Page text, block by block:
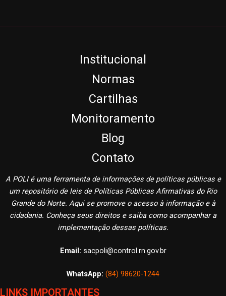
Institucional
Normas
Cartilhas
Monitoramento
Blog
Contato
A POLI é uma ferramenta de informações de políticas públicas e
um repositório de leis de Políticas Públicas Afirmativas do Rio
Grande do Norte. Aqui se promove o acesso à informação e à
cidadania. Conheça seus direitos e saiba como acompanhar a
implementação dessas políticas.
Email: sacpoli@control.rn.gov.br
WhatsApp: (84) 98620-1244
LINKS IMPORTANTES